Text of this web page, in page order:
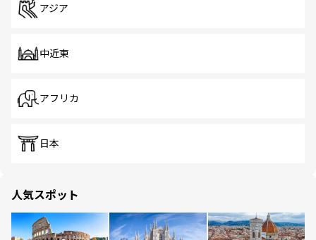
アジア
中近東
アフリカ
日本
人気スポット